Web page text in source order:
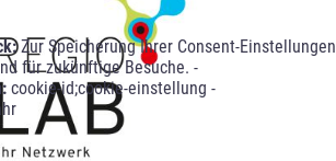
Zur Speicherung Ihrer Consent-Einstellungen
für zukünftige Besuche. -
cookie-id;cookie-einstellung -